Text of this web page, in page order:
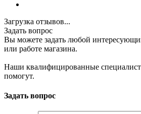
Загрузка отзывов...
Задать вопрос
Вы можете задать любой
или работе магазина.
Наши квалифицированные
помогут.
Задать вопрос